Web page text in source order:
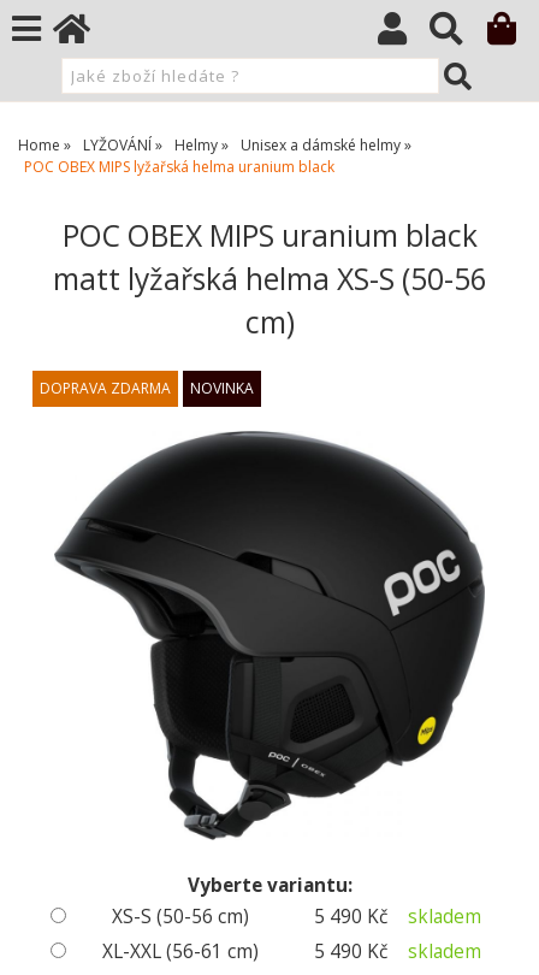
Home LYŽOVÁNÍ Helmy
Unisex a dámské helmy
POC OBEX MIPS lyžařská helma uranium black
POC OBEX MIPS uranium black
matt lyžařská helma XS-S (50-56
cm)
Vyberte variantu:
XS-S (50-56 cm)
5 490 Kč
skladem
XL-XXL (56-61 cm)
5 490 Kč skladem